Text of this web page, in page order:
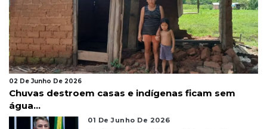
02 De Junho De 2026
Chuvas destroem casas e indígenas ficam sem
água...
01 De Junho De 2026